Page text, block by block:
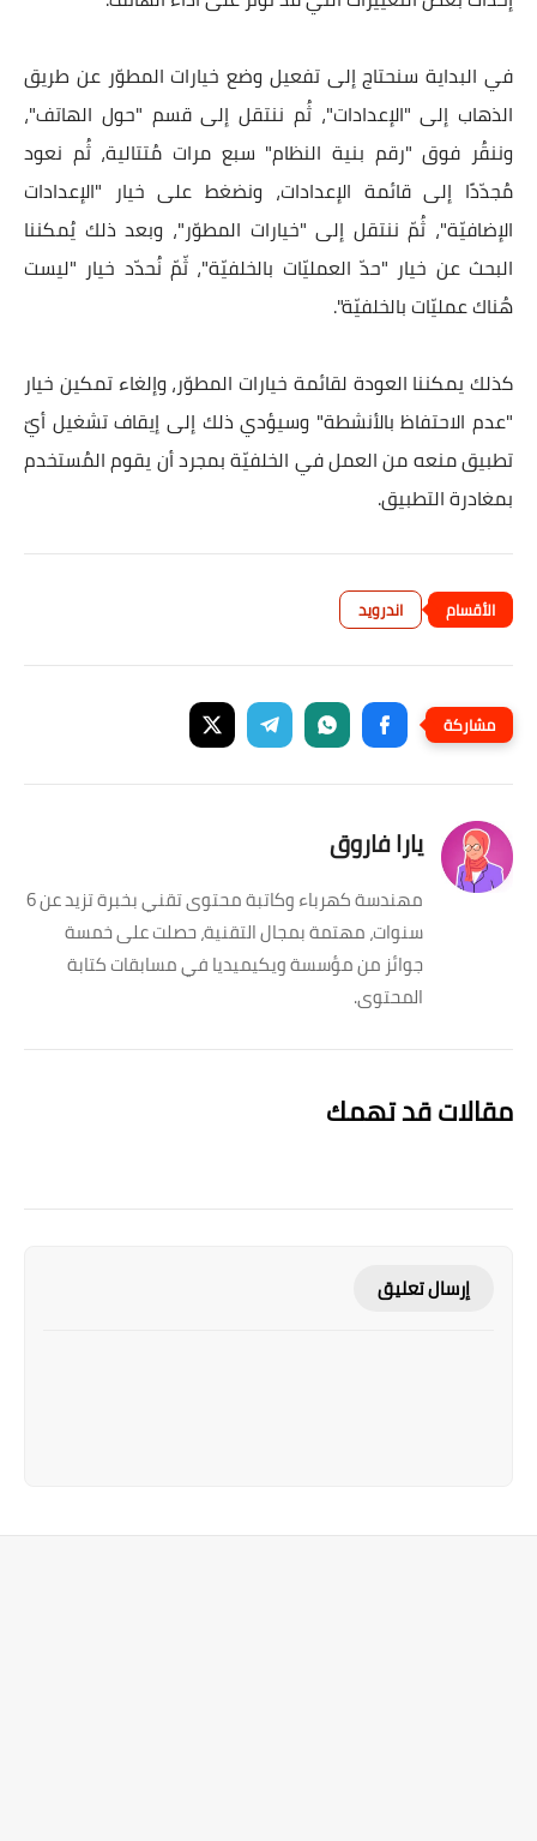
في البداية سنحتاج إلى تفعيل وضع خيارات المطوّر عن طريق
الذهاب إلى "الإعدادات"، ثُم ننتقل إلى قسم "حول الهاتف"،
وننقُر فوق "رقم بنية النظام" سبع مرات مُتتالية، ثُم نعود
مُجدّدًا إلى قائمة الإعدادات، ونضغط على خيار "الإعدادات
الإضافيّة"، ثُمّ ننتقل إلى "خيارات المطوّر"، وبعد ذلك يُمكننا
البحث عن خيار "حدّ العمليّات بالخلفيّة"، ثّمّ نُحدّد خيار "ليست
هُناك عمليّات بالخلفيّة".
كذلك يمكننا العودة لقائمة خيارات المطوّر، وإلغاء تمكين خيار
"عدم الاحتفاظ بالأنشطة" وسيؤدي ذلك إلى إيقاف تشغيل أيّ
تطبيق منعه من العمل في الخلفيّة بمجرد أن يقوم المُستخدم
بمغادرة التطبيق.
اندرويد
يارا فاروق
مهندسة كهرباء وكاتبة محتوى تقني بخبرة تزيد عن 6
سنوات، مهتمة بمجال التقنية، حصلت على خمسة
جوائز من مؤسسة ويكيميديا في مسابقات كتابة
المحتوى.
مقالات قد تهمك
إرسال تعليق